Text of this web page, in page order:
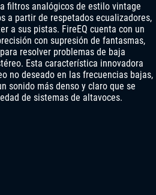
filtros analógicos de estilo vintage
a partir de respetados ecualizadores,
a sus pistas. FireEQ cuenta con un
con supresión de fantasmas,
resolver problemas de baja
Esta característica innovadora
no deseado en las frecuencias bajas,
sonido más denso y claro que se
de sistemas de altavoces.